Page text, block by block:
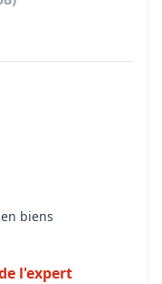
biens
l'expert